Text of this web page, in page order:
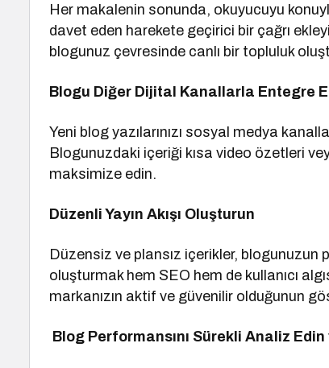
Her makalenin sonunda, okuyucuyu
davet eden harekete geçirici bir çağrı
blogunuz çevresinde canlı bir topluluk
Blogu Diğer Dijital Kanallarla Entegre
Yeni blog yazılarınızı sosyal medya
Blogunuzdaki içeriği kısa video özetleri
maksimize edin.
Düzenli Yayın Akışı Oluşturun
Düzensiz ve plansız içerikler, blogunuzun
oluşturmak hem SEO hem de kullanıcı
markanızın aktif ve güvenilir olduğunun
Blog Performansını Sürekli Analiz